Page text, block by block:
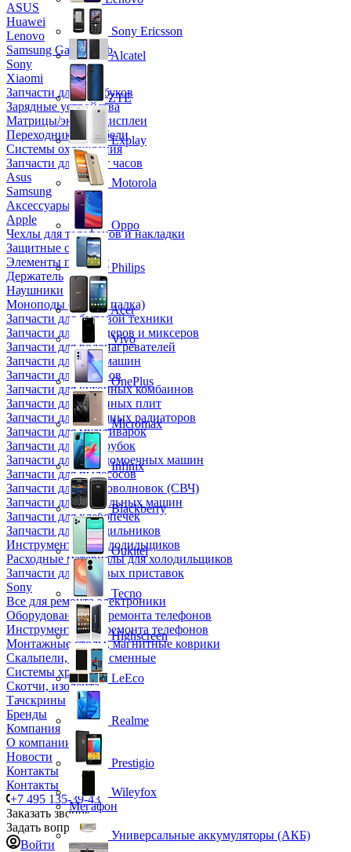
ASUS
Huawei
Lenovo
Samsung Galaxy Tab
Sony
Xiaomi
Запчасти для ноутбуков
Зарядные устройства
Матрицы/экраны/дисплеи
Переходники и кабели
Системы охлаждения
Запчасти для смарт часов
Asus
Samsung
Аксессуары
Apple
Чехлы для телефонов и накладки
Защитные стекла
Элементы питания
Держатель
Наушники
Моноподы (Селфи палка)
Запчасти для бытовой техники
Запчасти для блендеров и миксеров
Запчасти для водонагревателей
Запчасти для кофемашин
Запчасти для кулеров
Запчасти для кухонных комбаинов
Запчасти для кухонных плит
Запчасти для масляных радиаторов
Запчасти для мультиварок
Запчасти для мясорубок
Запчасти для посудомоечных машин
Запчасти для пылесосов
Запчасти для микроволновок (СВЧ)
Запчасти для стиральных машин
Запчасти для хлебопечек
Запчасти для холодильников
Инструмент для холодильщиков
Расходные материалы для холодильщиков
Запчасти для игровых приставок
Sony
Все для ремонта электроники
Оборудование для ремонта телефонов
Инструменты для ремонта телефонов
Монтажные столы, магнитные коврики
Скальпели, лезвия сменные
Системы хранения
Скотчи, изолента
Тачскрины
Бренды
Компания
О компании
Новости
Контакты
Контакты
+7 495 135-39-43
Заказать звонок
Задать вопрос
Войти
Sony Ericsson
Alcatel
ZTE
Explay
Motorola
Oppo
Philips
Acer
Vivo
OnePlus
Micromax
Infinix
Blackberry
Oukitel
Tecno
Highscreen
LeEco
Realme
Prestigio
Wileyfox
Мегафон
Универсальные аккумуляторы (АКБ)